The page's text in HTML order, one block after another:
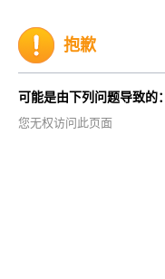
抱歉
可能是由下列问题导致的：
您无权访问此页面